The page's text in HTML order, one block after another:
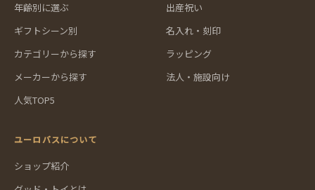
年齢別に選ぶ
ギフトシーン別
カテゴリーから探す
メーカーから探す
人気TOP5
出産祝い
名入れ・刻印
ラッピング
法人・施設向け
ユーロバスについて
ショップ紹介